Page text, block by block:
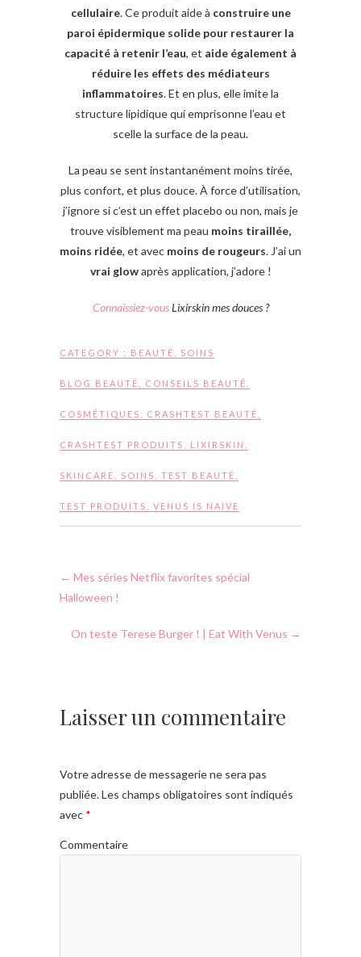
cellulaire. Ce produit aide à construire une
paroi épidermique solide pour restaurer la
capacité à retenir l’eau, et aide également à
réduire les effets des médiateurs
inflammatoires. Et en plus, elle imite la
structure lipidique qui emprisonne l’eau et
scelle la surface de la peau.
La peau se sent instantanément moins tirée,
plus confort, et plus douce. À force d’utilisation,
j’ignore si c’est un effet placebo ou non, mais je
trouve visiblement ma peau moins tiraillée,
moins ridée, et avec moins de rougeurs. J’ai un
vrai glowaprès application, j’adore !
Connaissiez-vousLixirskin mes douces ?
CATEGORY : BEAUTÉ SOINS
BLOG BEAUTÉ CONSEILS BEAUTÉ
COSMÉTIQUES CRASHTEST BEAUTÉ
CRASHTEST PRODUITS LIXIRSKIN
SKINCARE SOINS TEST BEAUTÉ
TEST PRODUITS VENUS IS NAIVE
← Mes séries Netflix favorites spécial
Halloween !
On teste Terese Burger ! | Eat With Venus →
Laisser un commentaire
Votre adresse de messagerie ne sera pas
publiée.Les champs obligatoires sont indiqués
avec *
Commentaire